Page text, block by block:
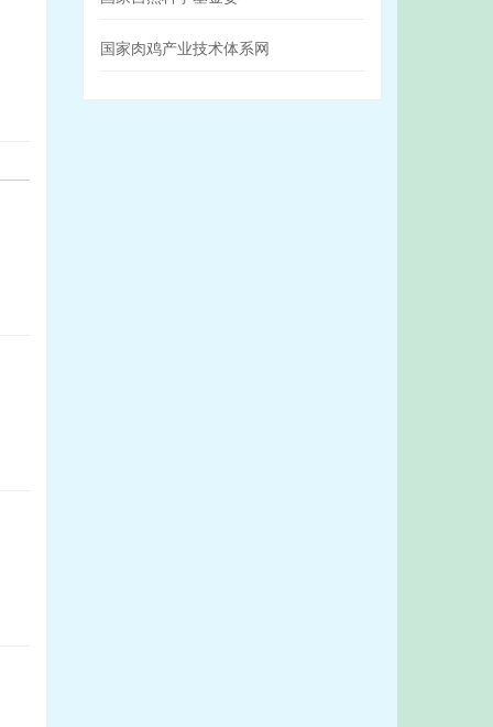
国家肉鸡产业技术体系网